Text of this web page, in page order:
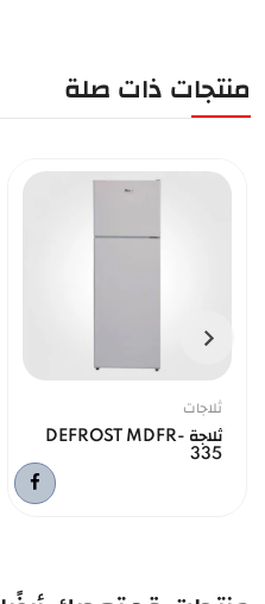
منتجات ذات صلة
ثلاجات
ثلاجة DEFROST MDFR-
335